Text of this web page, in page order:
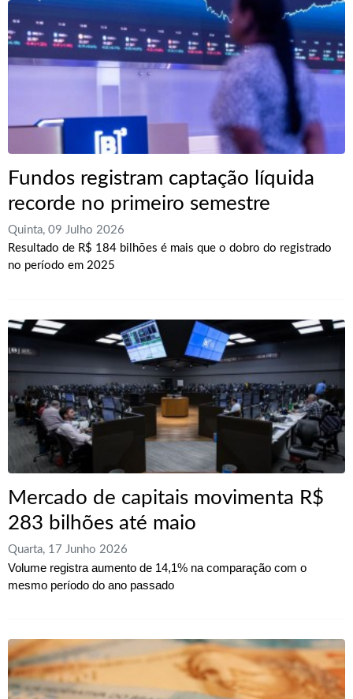
Fundos registram captação líquida
recorde no primeiro semestre
Quinta, 09 Julho 2026
Resultado de R$ 184 bilhões é mais que o dobro do registrado
no período em 2025
Mercado de capitais movimenta R$
283 bilhões até maio
Quarta, 17 Junho 2026
Volume registra aumento de 14,1% na comparação com o
mesmo período do ano passado